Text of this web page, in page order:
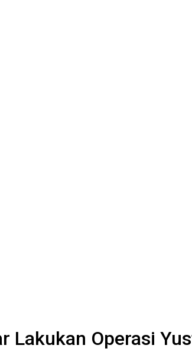
Lakukan Operasi